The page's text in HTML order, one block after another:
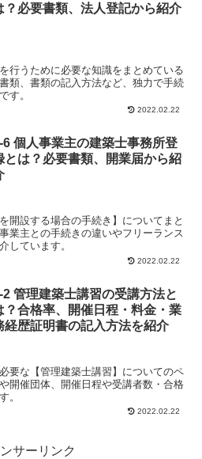
？必要書類、法人登記から紹介
行うために必要な知識をまとめている
類、書類の記入方法など、独力で手続
す。
2022.02.22
6 個人事業主の建築士事務所登
とは？必要書類、開業届から紹
開設する場合の手続き】についてまと
業主との手続きの違いやフリーランス
しています。
2022.02.22
2 管理建築士講習の受講方法と
？合格率、開催日程・料金・業
経歴証明書の記入方法を紹介
要な【管理建築士講習】についてのペ
開催団体、開催日程や受講者数・合格
。
2022.02.22
サーリンク